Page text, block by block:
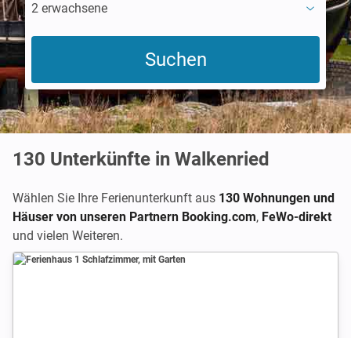
2 erwachsene
130 Unterkünfte in Walkenried
Wählen Sie Ihre Ferienunterkunft aus 130 Wohnungen und
Häuser von unseren Partnern Booking.com, FeWo-direkt
und vielen Weiteren.